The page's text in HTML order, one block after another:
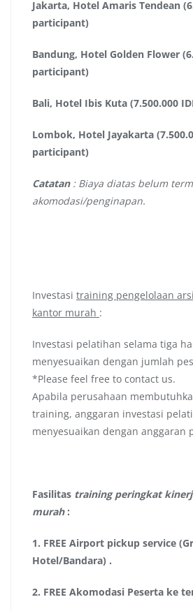
Jakarta, Hotel Amaris Tendean
participant)
Bandung, Hotel Golden Flower
participant)
Bali, Hotel Ibis Kuta (7.500.000
Lombok, Hotel Jayakarta
participant)
Catatan : Biaya diatas belum
akomodasi/penginapan.
Investasi training pengelolaan
kantor murah :
Investasi pelatihan selama tiga
menyesuaikan dengan jumlah
*Please feel free to contact us.
Apabila perusahaan
training, anggaran investasi
menyesuaikan dengan anggaran
Fasilitas training peringkat
murah :
1. FREE Airport pickup service
Hotel/Bandara) .
2. FREE Akomodasi Peserta ke